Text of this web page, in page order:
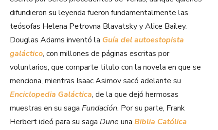
difundieron su leyenda fueron fundamentalmente las
teósofas Helena Petrovna Blavatsky y Alice Bailey.
Douglas Adams inventó la Guía del autoestopista
galáctico, con millones de páginas escritas por
voluntarios, que comparte título con la novela en que se
menciona, mientras Isaac Asimov sacó adelante su
Enciclopedia Galáctica, de la que dejó hermosas
muestras en su saga Fundación. Por su parte, Frank
Herbert ideó para su saga Dune una Biblia Católica